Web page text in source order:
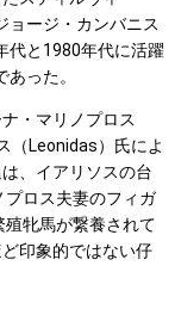
ョージ・カンバニス
代と1980年代に活躍
った。
・マリノプロス
（Leonidas）氏によ
、イアリソスの台
ロス夫妻のフィガ
牝馬が繋養されて
印象的ではない仔